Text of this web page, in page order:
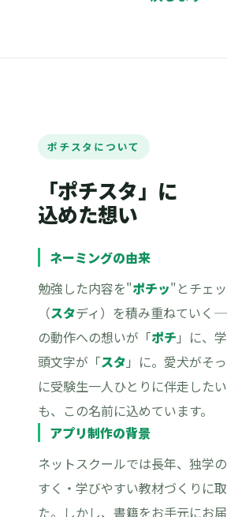
ポチスタについて
「ポチスタ」に
込めた想い
ネーミングの由来
勉強した内容を"ポチッ"とチェ
（スタディ）を積み重ねていく
の動作への想いが「ポチ 」に、
頭文字が「スタ 」に。愛犬がそ
に受験生一人ひとりに伴走した
も、この名前に込めています。
アプリ制作の背景
ネットスクールでは長年、独学
すく・学びやすい教材づくりに
た。しかし、書籍をお手元にお